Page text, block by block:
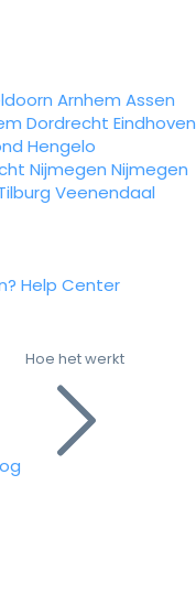
Arnhem Assen
Dordrecht Eindhoven
Hengelo
Nijmegen Nijmegen
Veenendaal
Help Center
Hoe het werkt